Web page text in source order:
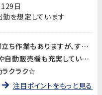
日
を想定しています
座り作業メインでラクラク♪一部立ち作業もありますが、すぐに慣れます！
冷暖房完備の快適な職場！食堂や自動販売機も充実しています♪
ラクラク☆
注目ポイントをもっと見る